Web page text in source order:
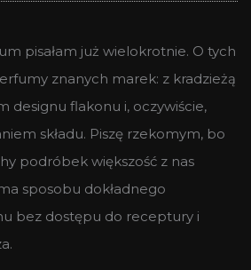
pisałam już wielokrotnie. O tych
znanych marek: z kradzieżą
designu flakonu i, oczywiście,
składu. Piszę rzekomym, bo
podróbek większość z nas
sposobu dokładnego
bez dostępu do receptury i